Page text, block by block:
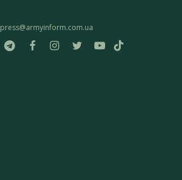
press@armyinform.com.ua